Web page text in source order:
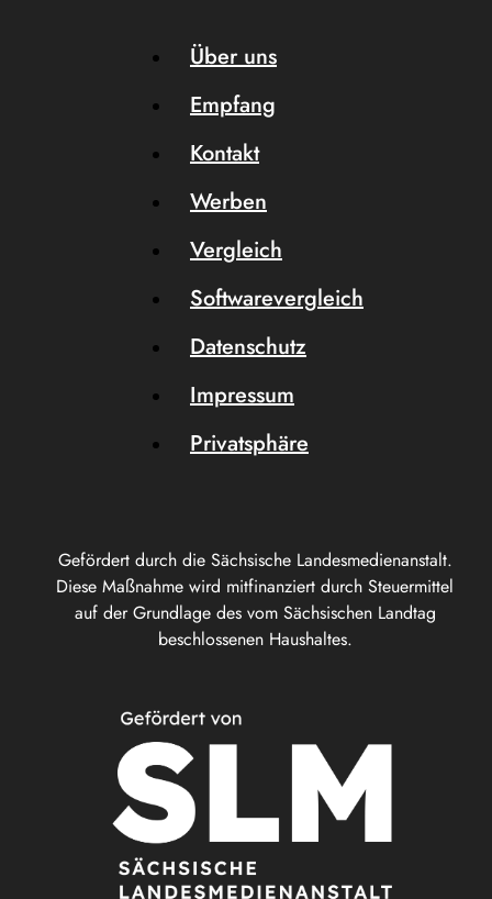
Gefördert durch die Sächsische Landesmedienanstalt.
Diese Maßnahme wird mitfinanziert durch Steuermittel
auf der Grundlage des vom Sächsischen Landtag
beschlossenen Haushaltes.
Über uns
Empfang
Kontakt
Werben
Vergleich
Softwarevergleich
Datenschutz
Impressum
Privatsphäre